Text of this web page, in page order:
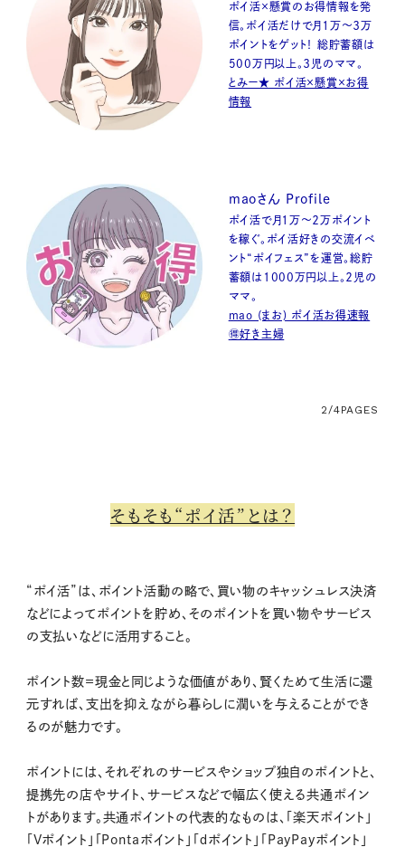
ポイ活×懸賞のお得情報を発
信。ポイ活だけで月１万～３万
ポイントをゲット！ 総貯蓄額は
500万円以上。３児のママ。
とみー★ ポイ活×懸賞×お得
情報
maoさん Profile
ポイ活で月１万～２万ポイント
を稼ぐ。ポイ活好きの交流イベ
ント“ポイフェス”を運営。総貯
蓄額は1000万円以上。２児の
ママ。
mao (まお) ポイ活お得速報
🉐好き主婦
2/4PAGES
そもそも“ポイ活”とは？
“ポイ活”は、ポイント活動の略で、買い物のキャッシュレス決済
などによってポイントを貯め、そのポイントを買い物やサービス
の支払いなどに活用すること。
ポイント数＝現金と同じような価値があり、賢くためて生活に還
元すれば、支出を抑えながら暮らしに潤いを与えることができ
るのが魅力です。
ポイントには、それぞれのサービスやショップ独自のポイントと、
提携先の店やサイト、サービスなどで幅広く使える共通ポイン
トがあります。共通ポイントの代表的なものは、「楽天ポイント」
「Vポイント」「Pontaポイント」「ｄポイント」「PayPayポイント」